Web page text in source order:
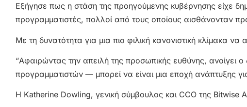
Εξήγησε πως η στάση της προηγούμενης κυβέρνησης είχε
προγραμματιστές, πολλοί από τους οποίους αισθάνονταν
Με τη δυνατότητα για μια πιο φιλική κανονιστική κλίμακα
“Αφαιρώντας την απειλή της προσωπικής ευθύνης, ανοίγει
προγραμματιστών — μπορεί να είναι μια εποχή ανάπτυξης για
Η Katherine Dowling, γενική σύμβουλος και CCO της Bitwise